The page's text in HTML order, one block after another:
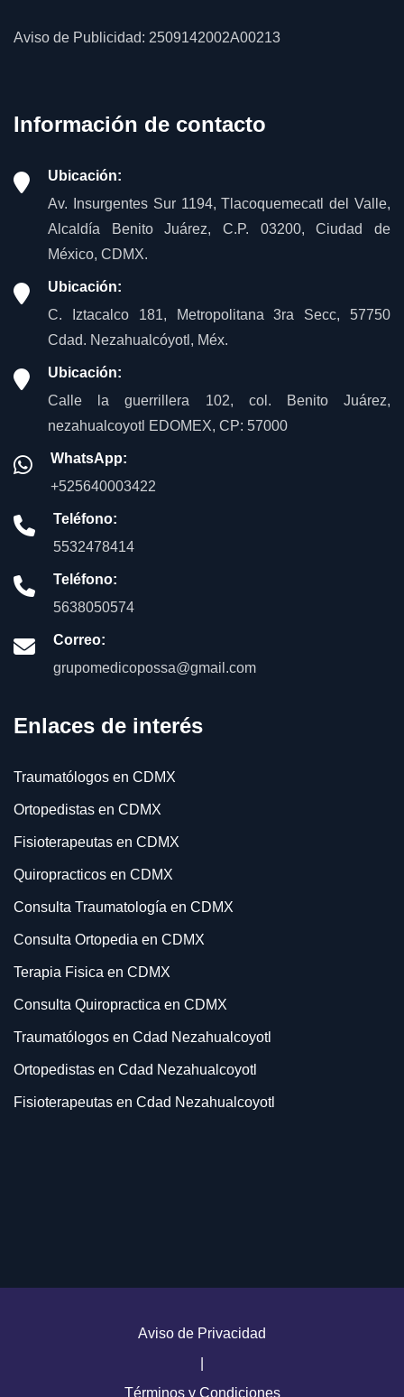
Aviso de Publicidad: 2509142002A00213
Información de contacto
Ubicación:
Av. Insurgentes Sur 1194, Tlacoquemecatl del Valle,
Alcaldía Benito Juárez, C.P. 03200, Ciudad de
México, CDMX.
Ubicación:
C. Iztacalco 181, Metropolitana 3ra Secc, 57750
Cdad. Nezahualcóyotl, Méx.
Ubicación:
Calle la guerrillera 102, col. Benito Juárez,
nezahualcoyotl EDOMEX, CP: 57000
WhatsApp:
+525640003422
Teléfono:
5532478414
Teléfono:
5638050574
Correo:
grupomedicopossa@gmail.com
Enlaces de interés
Traumatólogos en CDMX
Ortopedistas en CDMX
Fisioterapeutas en CDMX
Quiropracticos en CDMX
Consulta Traumatología en CDMX
Consulta Ortopedia en CDMX
Terapia Fisica en CDMX
Consulta Quiropractica en CDMX
Traumatólogos en Cdad Nezahualcoyotl
Ortopedistas en Cdad Nezahualcoyotl
Fisioterapeutas en Cdad Nezahualcoyotl
Doctores Traumatólogos en Cdad Nezahualcoyotl
Doctores Ortopedistas en Cdad Nezahualcoyotl
Aviso de Privacidad
Términos y Condiciones